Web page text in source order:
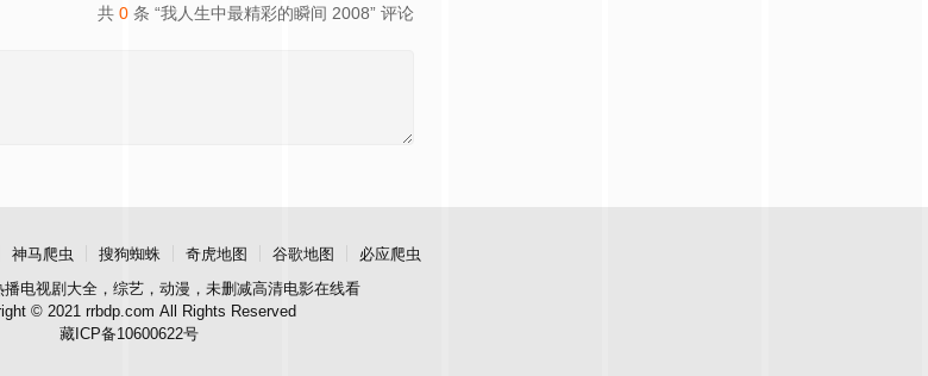
共 0 条 “我人生中最精彩的瞬间 2008” 评论
神马爬虫 搜狗蜘蛛 奇虎地图 谷歌地图
必应爬虫
播电视剧大全，综艺，动漫，未删减高清电影在线看
© 2021 rrbdp.com All Rights Reserved
藏ICP备10600622号